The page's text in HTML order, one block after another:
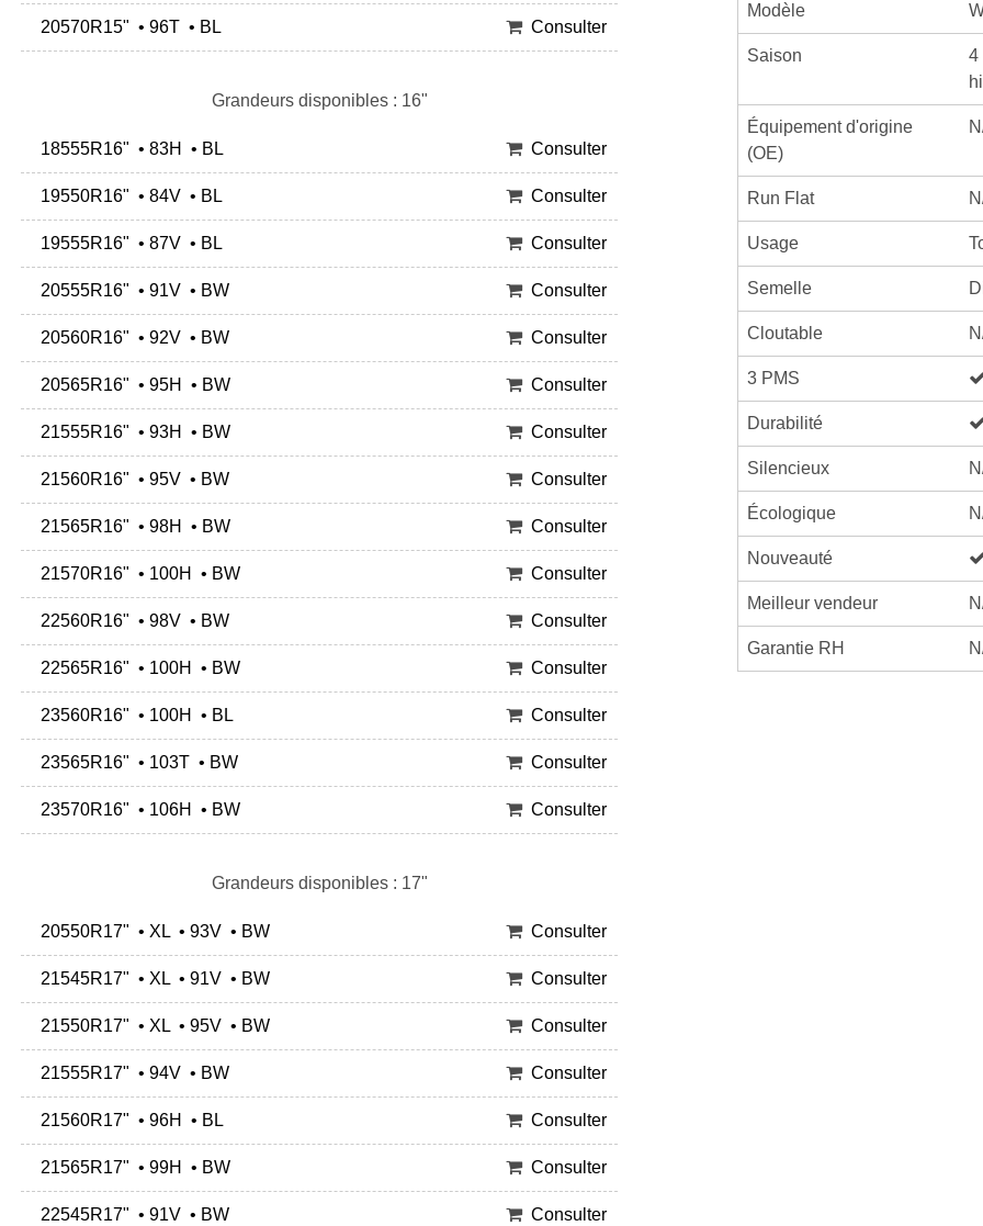
20570R15" • 96T • BL Consulter
Grandeurs disponibles : 16"
18555R16" • 83H • BL Consulter
19550R16" • 84V • BL Consulter
19555R16" • 87V • BL Consulter
20555R16" • 91V • BW Consulter
20560R16" • 92V • BW Consulter
20565R16" • 95H • BW Consulter
21555R16" • 93H • BW Consulter
21560R16" • 95V • BW Consulter
21565R16" • 98H • BW Consulter
21570R16" • 100H • BW Consulter
22560R16" • 98V • BW Consulter
22565R16" • 100H • BW Consulter
23560R16" • 100H • BL Consulter
23565R16" • 103T • BW Consulter
23570R16" • 106H • BW Consulter
Grandeurs disponibles : 17"
20550R17" • XL • 93V • BW Consulter
21545R17" • XL • 91V • BW Consulter
21550R17" • XL • 95V • BW Consulter
21555R17" • 94V • BW Consulter
21560R17" • 96H • BL Consulter
21565R17" • 99H • BW Consulter
22545R17" • 91V • BW Consulter
Modèle
Saison
4
Équipement d'origine
(OE)
Run Flat
Usage
Semelle
Cloutable
3 PMS
Durabilité
Silencieux
Écologique
Nouveauté
Meilleur vendeur
Garantie RH